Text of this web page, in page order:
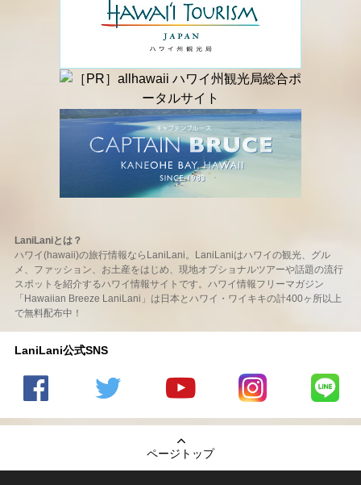
LaniLaniとは？
ハワイ(hawaii)の旅行情報ならLaniLani。LaniLaniはハワイの観光、グル
メ、ファッション、お土産をはじめ、現地オプショナルツアーや話題の流行
スポットを紹介するハワイ情報サイトです。ハワイ情報フリーマガジン
「Hawaiian Breeze LaniLani」は日本とハワイ・ワイキキの計400ヶ所以上
で無料配布中！
LaniLani公式SNS
の
のtwitter
の
Youtube
チャンネ
LaniLani
LaniLani
ページトップ